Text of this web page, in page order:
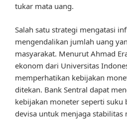
tukar mata uang.
Salah satu strategi mengatasi
mengendalikan jumlah uang
masyarakat. Menurut Ahmad
ekonom dari Universitas
memperhatikan kebijakan
ditekan. Bank Sentral dapat
kebijakan moneter seperti suku
devisa untuk menjaga stabilitas